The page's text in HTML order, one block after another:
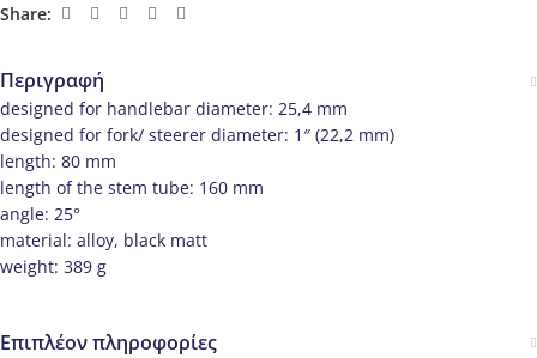
Share:
Περιγραφή
designed for handlebar diameter: 25,4 mm
designed for fork/ steerer diameter: 1″ (22,2 mm)
length: 80 mm
length of the stem tube: 160 mm
angle: 25°
material: alloy, black matt
weight: 389 g
Επιπλέον πληροφορίες